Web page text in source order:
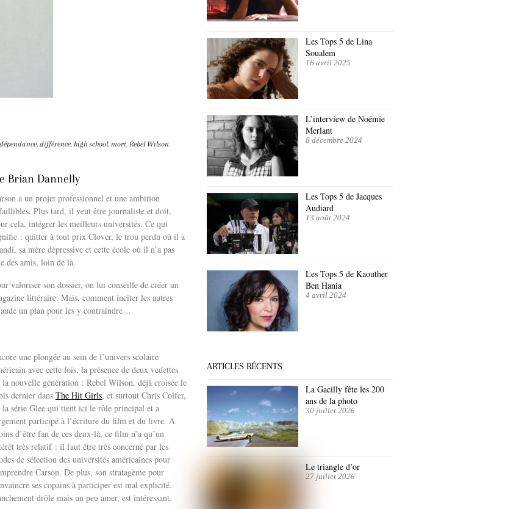
dépendance, différence, high school, mort, Rebel Wilson,
Brian Dannelly
a un projet professionnel et une ambition
Plus tard, il veut être journaliste et doit,
cela, intégrer les meilleurs universités. Ce qui
: quitter à tout prix Clover, le trou perdu où il a
sa mère dépressive et cette école où il n’a pas
des amis, loin de là.
valoriser son dossier, on lui conseille de créer un
littéraire. Mais, comment inciter les autres
un plan pour les y contraindre…
une plongée au sein de l’univers scolaire
avec cette fois, la présence de deux vedettes
la nouvelle génération : Rebel Wilson, déjà croisée le
dernier dans The Hit Girls, et surtout Chris Colfer,
la série Glee qui tient ici le rôle principal et a
participé à l’écriture du film et du livre. A
d’être fan de ces deux-là, ce film n’a qu’un
très relatif : il faut être très concerné par les
de sélection des universités américaines pour
Carson. De plus, son stratagème pour
ses copains à participer est mal explicité.
drôle mais un peu amer, est intéressant.
Les Tops 5 de Lina
Soualem
16 avril 2025
L’interview de Noémie
Merlant
8 décembre 2024
Les Tops 5 de Jacques
Audiard
13 août 2024
Les Tops 5 de Kaouther
Ben Hania
4 avril 2024
ARTICLES RÉCENTS
La Gacilly fête les 200
ans de la photo
30 juillet 2026
Le triangle d’or
27 juillet 2026